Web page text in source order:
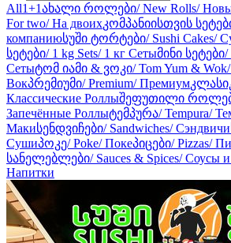
All1+1ახალი როლები/ New Rolls/
For two/ На двоихკომპანიისთვის
компаниюსუში ტორტები/ Sushi Cakes/
სეტები/ 1 kg Sets/ 1 кг Сетыმინი
Сетыტომ იამი & ვოკი/ Tom Yum &
Вокპრემიუმი/ Premium/ Премиум
Классические Роллыშეფუთილი
Запечённые Роллыტემპურა/ Tempura/
Макиსენდვიჩები/ Sandwiches/ Сэндвичи
Сушиპოკე/ Poke/ Покеპიცები/ Pizzas/
სანელებლები/ Sauces & Spices/ Соусы
Напитки